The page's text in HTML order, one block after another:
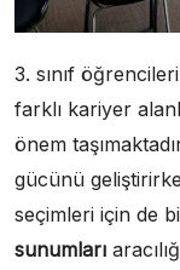
3. sınıf
farklı kariyer
önem
gücünü
seçimleri için de
sunumları